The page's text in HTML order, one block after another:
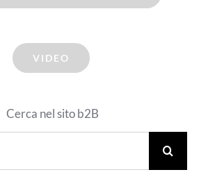
VIDEO
Cerca nel sito b2B